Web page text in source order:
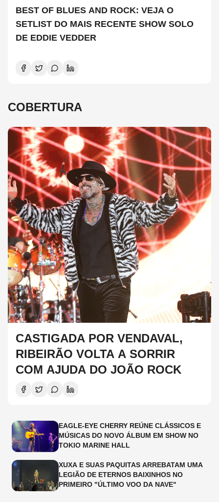
BEST OF BLUES AND ROCK: VEJA O
SETLIST DO MAIS RECENTE SHOW SOLO
DE EDDIE VEDDER
COBERTURA
CASTIGADA POR VENDAVAL,
RIBEIRÃO VOLTA A SORRIR
COM AJUDA DO JOÃO ROCK
EAGLE-EYE CHERRY REÚNE CLÁSSICOS E
MÚSICAS DO NOVO ÁLBUM EM SHOW NO
TOKIO MARINE HALL
XUXA E SUAS PAQUITAS ARREBATAM UMA
LEGIÃO DE ETERNOS BAIXINHOS NO
PRIMEIRO "ÚLTIMO VOO DA NAVE"